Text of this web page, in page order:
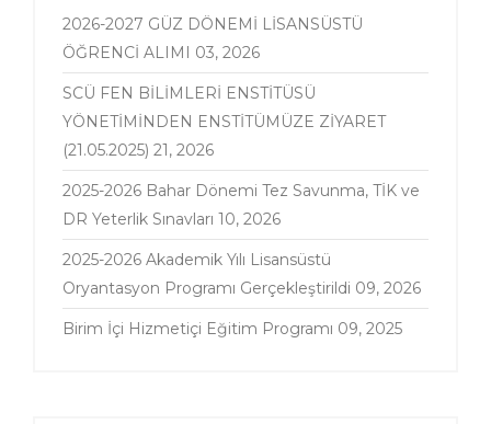
2026-2027 GÜZ DÖNEMİ LİSANSÜSTÜ
ÖĞRENCİ ALIMI 03, 2026
SCÜ FEN BİLİMLERİ ENSTİTÜSÜ
YÖNETİMİNDEN ENSTİTÜMÜZE ZİYARET
(21.05.2025) 21, 2026
2025-2026 Bahar Dönemi Tez Savunma, TİK ve
DR Yeterlik Sınavları 10, 2026
2025-2026 Akademik Yılı Lisansüstü
Oryantasyon Programı Gerçekleştirildi 09, 2026
Birim İçi Hizmetiçi Eğitim Programı 09, 2025